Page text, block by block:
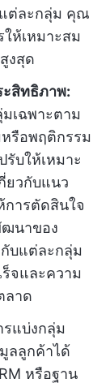
แต่ละกลุ่ม คุณ
ห้เหมาะสม
งสุด
ะสิทธิภาพ:
เฉพาะตาม
รือพฤติกรรม
บให้เหมาะ
ยวกับแนว
การตัดสินใจ
ฒนาของ
บแต่ละกลุ่ม
จและความ
ลาด
รแบ่งกลุ่ม
ลลูกค้าได้
หรือฐาน